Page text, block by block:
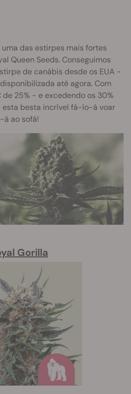
uma das estirpes mais fortes
Queen Seeds. Conseguimos
de canábis desde os EUA -
até agora. Com
de 25% - e excedendo os 30%
besta incrível fá-lo-á voar
á ao sofá!
Gorilla